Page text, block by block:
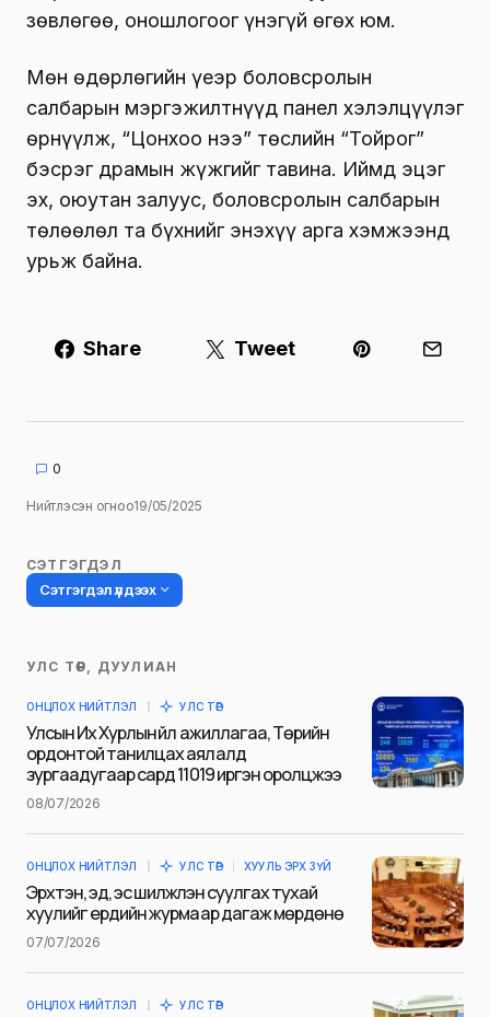
зөвлөгөө, оношлогоог үнэгүй өгөх юм.
Мөн өдөрлөгийн үеэр боловсролын
салбарын мэргэжилтнүүд панел хэлэлцүүлэг
өрнүүлж, “Цонхоо нээ” төслийн “Тойрог”
бэсрэг драмын жүжгийг тавина. Иймд эцэг
эх, оюутан залуус, боловсролын салбарын
төлөөлөл та бүхнийг энэхүү арга хэмжээнд
урьж байна.
Share Tweet
0
Нийтлэсэн огноо19/05/2025
СЭТГЭГДЭЛ
Сэтгэгдэл үлдээх
Таны имэйл хаягийг нийтлэхгүй.
тэмдэглэсэн
Сэтгэгдэл*
Name
УЛС ТӨР, ДУУЛИАН
ОНЦЛОХ НИЙТЛЭЛ УЛС ТӨР
Улсын Их Хурлын үйл ажиллагаа, Төрийн
ордонтой танилцах аялалд
зургаадугаар сард 11019 иргэн оролцжээ
08/07/2026
ОНЦЛОХ НИЙТЛЭЛ УЛС ТӨР ХУУЛЬ ЭРХ ЗҮЙ
Эрхтэн, эд, эс шилжүүлэн суулгах тухай
хуулийг ердийн журмаар дагаж мөрдөнө
07/07/2026
ОНЦЛОХ НИЙТЛЭЛ УЛС ТӨР